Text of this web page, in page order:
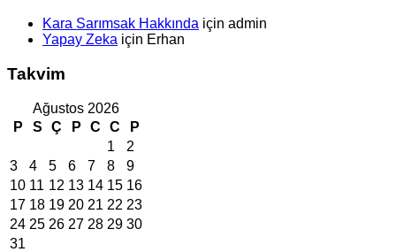
Kara Sarımsak Hakkında için admin
Yapay Zeka için Erhan
Takvim
Ağustos 2026
P
S Ç P C C
P
1
2
3
4 5 6 7 8
9
10 11 12 13 14 15 16
17 18 19 20 21 22 23
24 25 26 27 28 29 30
31